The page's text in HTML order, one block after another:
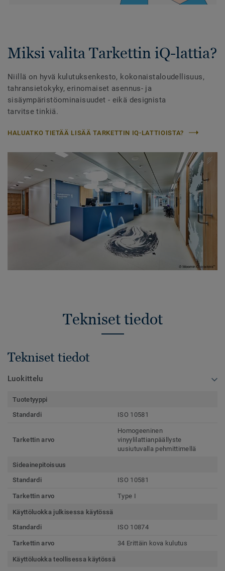
Miksi valita Tarkettin iQ-lattia?
Niillä on hyvä kulutuksenkesto, kokonaistaloudellisuus,
tahransietokyky, erinomaiset asennus- ja
sisäympäristöominaisuudet - eikä designista
tarvitse tinkiä.
HALUATKO TIETÄÄ LISÄÄ TARKETTIN IQ-LATTIOISTA?
Tekniset tiedot
Tekniset tiedot
Luokittelu
Tuotetyyppi
Standardi
ISO 10581
Tarkettin arvo
Homogeeninen
vinyylilattianpäällyste
uusiutuvalla pehmittimellä
Sideainepitoisuus
Standardi
ISO 10581
Tarkettin arvo Type I
Käyttöluokka julkisessa käytössä
Standardi
ISO 10874
Tarkettin arvo 34 Erittäin kova kulutus
Käyttöluokka teollisessa käytössä